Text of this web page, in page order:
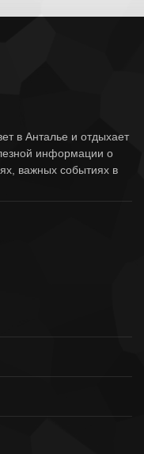
в Анталье и отдыхает
информации о
важных событиях в